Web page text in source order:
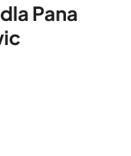
Pana